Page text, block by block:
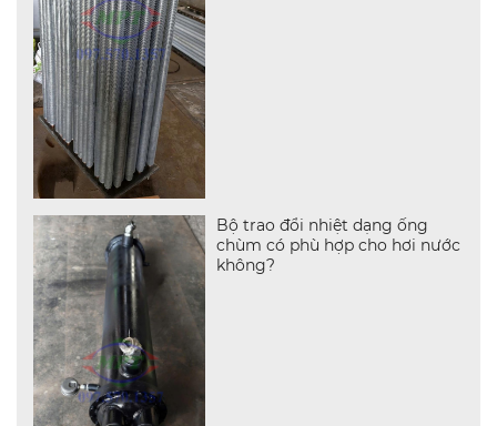
Bộ trao đổi nhiệt dạng ống
chùm có phù hợp cho hơi nước
không?